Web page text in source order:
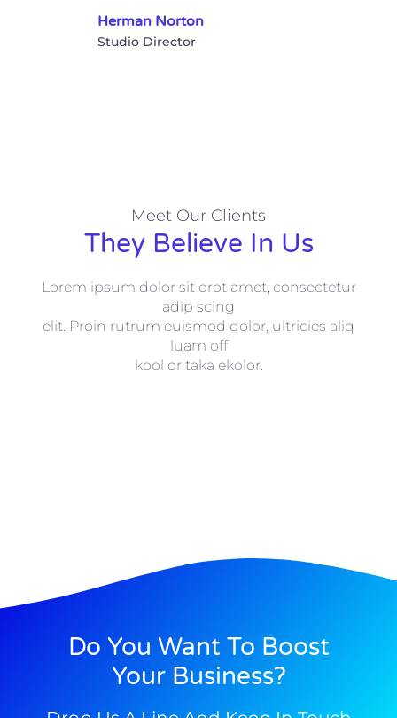
Herman Norton
Studio Director
Meet Our Clients
They Believe In Us
Lorem ipsum dolor sit orot amet, consectetur
adip scing
elit. Proin rutrum euismod dolor, ultricies aliq
luam off
kool or taka ekolor.
Do You Want To Boost
Your Business?